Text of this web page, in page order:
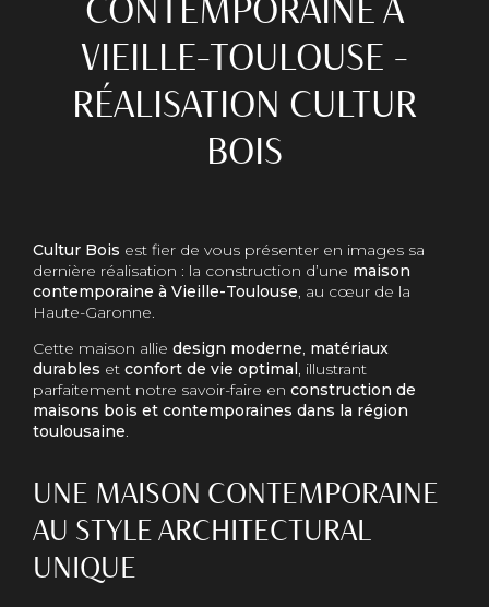
CONTEMPORAINE À
VIEILLE-TOULOUSE –
RÉALISATION CULTUR
BOIS
Cultur Bois est fier de vous présenter en images sa
dernière réalisation : la construction d’une maison
contemporaine à Vieille-Toulouse, au cœur de la
Haute-Garonne.
Cette maison allie design moderne, matériaux
durables et confort de vie optimal, illustrant
parfaitement notre savoir-faire en construction de
maisons bois et contemporaines dans la région
toulousaine.
UNE MAISON CONTEMPORAINE
AU STYLE ARCHITECTURAL
UNIQUE